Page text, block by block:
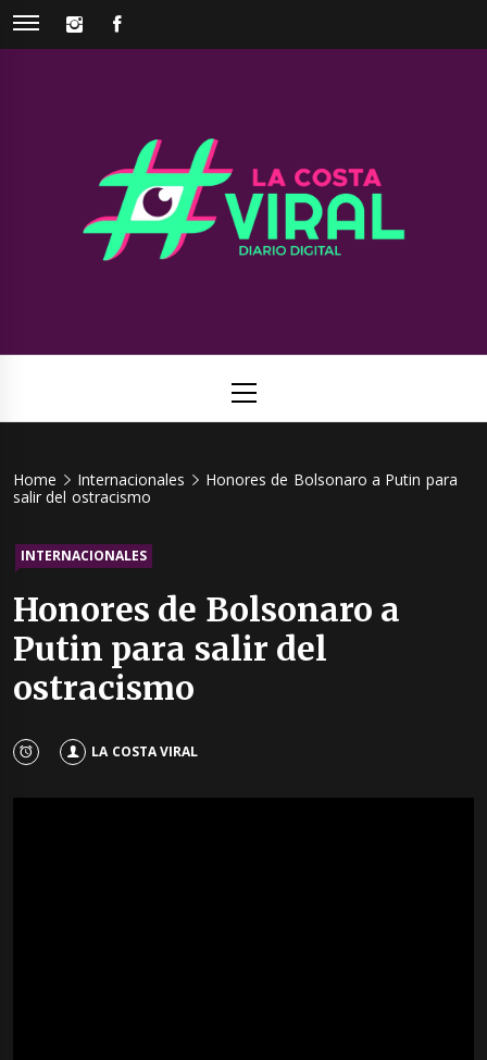
Skip
INSTAGRAM
Viral
Menu
Home Internacionales
Honores de Bolsonaro a Putin para
salir del ostracismo
INTERNACIONALES
Honores de Bolsonaro a
Putin para salir del
ostracismo
LA COSTA VIRAL